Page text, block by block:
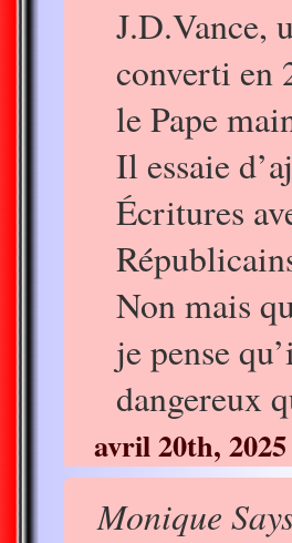
J.D.Vance,
converti en
le Pape
Il essaie
Écritures
Non mais
je pense
dangereux
avril 20th,
Monique